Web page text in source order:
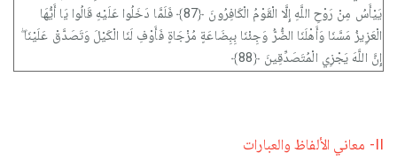
يَيْأَسُ مِنْ رَوْحِ اللَّهِ إِلَّا الْقَوْمُ الْكَافِرُونَ ﴿87﴾ فَلَمَّا دَخَلُوا عَلَيْهِ قَالُوا يَا أَيُّهَا
الْعَزِيزُ مَسَّنَا وَأَهْلَنَا الضُّرُّ وَجِئْنَا بِبِضَاعَةٍ مُزْجَاةٍ فَأَوْفِ لَنَا الْكَيْلَ وَتَصَدَّقْ عَلَيْنَا ۖ
إِنَّ اللَّهَ يَجْزِي الْمُتَصَدِّقِينَ ﴿88﴾
II- معاني الألفاظ والعبارات